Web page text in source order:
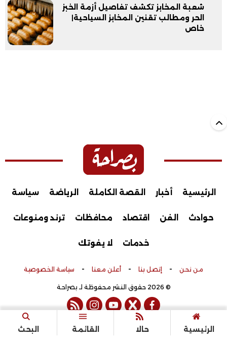
الرئيسية حالا القائمة البحث
شعبة المخابز تكشف تفاصيل أزمة الخبز
الحر ومطالب تقنين المخابز السياحية|
خاص
الرئيسية أخبار القصة الكاملة الرياضة سياسة
حوادث الفن اقتصاد محافظات ترند ومنوعات
خدمات لا يفوتك
من نحن - إتصل بنا - أعلن معنا - سياسة الخصوصية
© 2026 حقوق النشر محفوظة لـ بصراحة
facebook
twitter
youtube
instagram
rss feed
تم التطوير بواسطة